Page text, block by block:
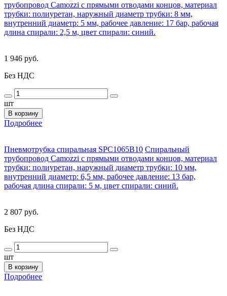
трубопровод Camozzi с прямыми отводами концов, материал
трубки: полиуретан, наружный диаметр трубки: 8 мм,
внутренний диаметр: 5 мм, рабочее давление: 17 бар, рабочая
длина спирали: 2,5 м, цвет спирали: синий.
1 946 руб.
Без НДС
шт
В корзину
Подробнее
Пневмотрубка спиральная SPC1065B10 Спиральный
трубопровод Camozzi с прямыми отводами концов, материал
трубки: полиуретан, наружный диаметр трубки: 10 мм,
внутренний диаметр: 6,5 мм, рабочее давление: 13 бар,
рабочая длина спирали: 5 м, цвет спирали: синий.
2 807 руб.
Без НДС
шт
В корзину
Подробнее